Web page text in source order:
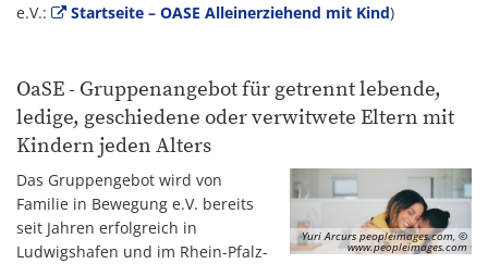
e.V.:
Startseite – OASE Alleinerziehend mit Kind)
OaSE - Gruppenangebot für getrennt lebende,
ledige, geschiedene oder verwitwete Eltern mit
Kindern jeden Alters
Yuri Arcurs peopleimages.com, ©
www.peopleimages.com
Das Gruppengebot wird von
Familie in Bewegung e.V. bereits
seit Jahren erfolgreich in
Ludwigshafen und im Rhein-Pfalz-